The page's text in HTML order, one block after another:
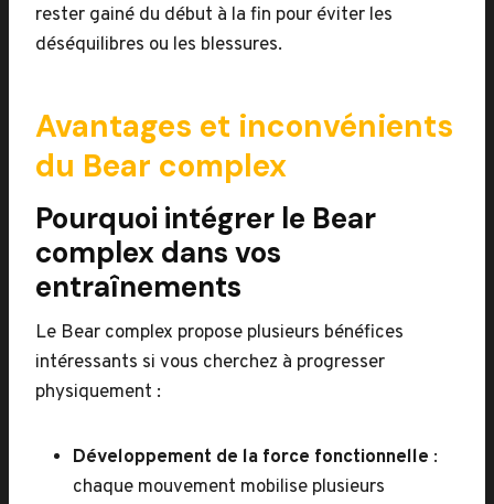
rester gainé du début à la fin pour éviter les
déséquilibres ou les blessures.
Avantages et inconvénients
du Bear complex
Pourquoi intégrer le Bear
complex dans vos
entraînements
Le Bear complex propose plusieurs bénéfices
intéressants si vous cherchez à progresser
physiquement :
Développement de la force fonctionnelle :
chaque mouvement mobilise plusieurs